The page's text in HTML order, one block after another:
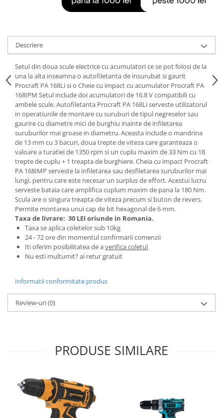
Tractoraș de tuns gazonul
deplumatoare
Echipamente pentru animale
Aparate de tuns animale
Piese si accesorii aparate de tuns
animale
Tarcuri animale
Semanatori
Masini batut stalpi si accesorii
Roabe & accesorii
Casute gradina si cutii depozitare
Mobilier gradina
Corturi, Prelate si plase de
umbrire
Lopeti zapada
Zdrobitoare si teascuri
Teascuri
Masini de cusut si accesorii
Suflante si aspiratoare exterior
Unelte manuale de gradina -
Stropitori
Folie si plase pt plante
Descriere
Setul din doua scule electrice cu acumulatori ce se pot folosi de la
una la alta inseamna o autofiletanta de insurubat si gaurit
Procraft PA 168Li si o Cheie cu impact cu acumulator Procraft PA
168IPM Setul include doi acumulatori de 16.8 V compatibili cu
ambele scule. Autofiletanta Procraft PA 168Li serveste utilizatorul
in operatiunile de montare cu suruburi de tipul negreselor sau
gaurire cu diametre mici de burghiu inainte de infiletarea
suruburilor mai groase in diametru. Aceasta include o mandrina
de 13 mm cu 3 bacuri, doua trepte de viteza care garanteaza o
valoare a turatiei de 1350 rpm si un cuplu maxim de 33 Nm cu 18
trepte de cuplu + 1 treapta de burghiere. Cheia cu impact Procraft
PA 168IMP serveste la infiletarea sau desfiletarea suruburilor mai
lungi, pentru care este necesar un surplus de effort. Acestui lucru
serveste bataia care amplifica cuplum maxim de pana la 180 Nm.
Scula are o singura treapta de viteza precum si buton de revers.
Permite montarea unui cap de bit hexagonal de 6 mm.
Taxa de livrare: 30 LEI oriunde in Romania.
Taxa se aplica coletelor sub 10kg
24 - 72 ore din momentul confirmarii comenzii
Iti oferim posibilitatea de averifica coletul
Nu esti multumit? ai retur gratuit
Informatii conformitate produs
Review-uri(0)
PRODUSE SIMILARE